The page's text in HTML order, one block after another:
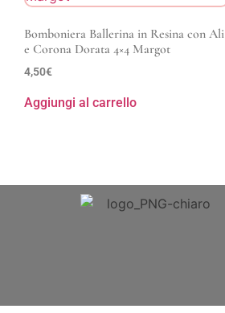
Bomboniera Ballerina in Resina con Ali
e Corona Dorata 4×4 Margot
4,50€
Aggiungi al carrello